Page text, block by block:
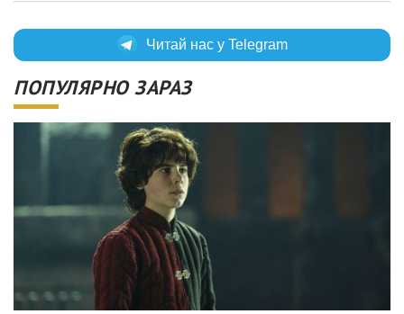
Читай нас у Telegram
ПОПУЛЯРНО ЗАРАЗ